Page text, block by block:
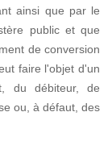
ainsi que par le
public et que
de conversion
faire l'objet d'un
du débiteur, de
ou, à défaut, des